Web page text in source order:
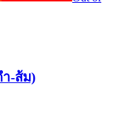
-ส้ม)